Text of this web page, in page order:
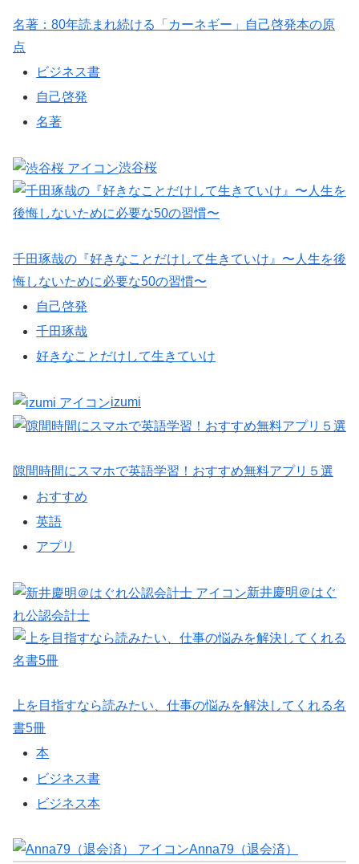
名著：80年読まれ続ける「カーネギー」自己啓発本の原
点
ビジネス書
自己啓発
名著
渋谷桜
千田琢哉の『好きなことだけして生きていけ』〜人生を後
悔しないために必要な50の習慣〜
自己啓発
千田琢哉
好きなことだけして生きていけ
izumi
隙間時間にスマホで英語学習！おすすめ無料アプリ５選
おすすめ
英語
アプリ
新井慶明＠はぐ
れ公認会計士
上を目指すなら読みたい、仕事の悩みを解決してくれる名
書5冊
本
ビジネス書
ビジネス本
Anna79（退会済）